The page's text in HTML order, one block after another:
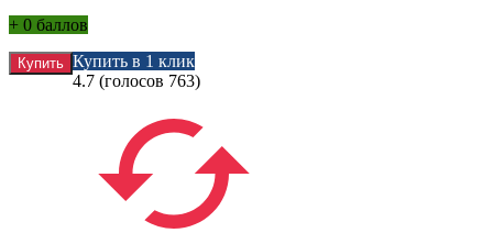
+ 0 баллов
Купить в 1 клик
4.7 (голосов 763)